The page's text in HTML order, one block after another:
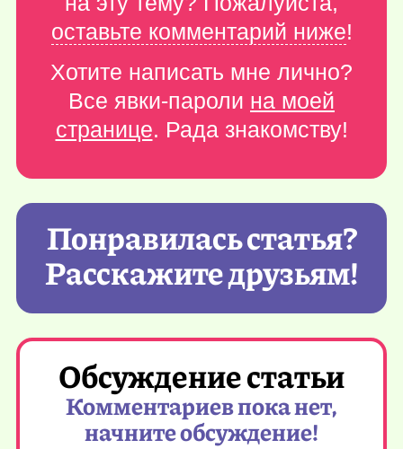
оставьте комментарий ниже!
Хотите написать мне лично?
Все явки-пароли на моей
странице. Рада знакомству!
Понравилась статья?
Расскажите друзьям!
Обсуждение статьи
Комментариев пока нет,
начните обсуждение!